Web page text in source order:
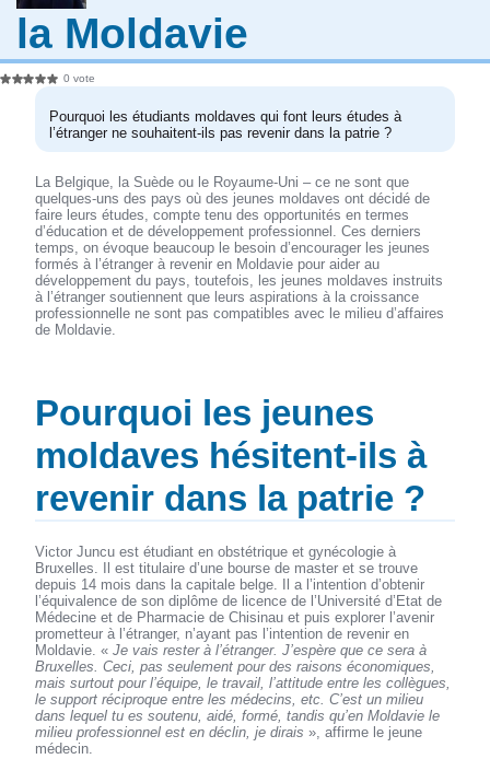
la Moldavie
0 vote
Pourquoi les étudiants moldaves qui font leurs études à
l’étranger ne souhaitent-ils pas revenir dans la patrie ?
La Belgique, la Suède ou le Royaume-Uni – ce ne sont que
quelques-uns des pays où des jeunes moldaves ont décidé de
faire leurs études, compte tenu des opportunités en termes
d’éducation et de développement professionnel. Ces derniers
temps, on évoque beaucoup le besoin d’encourager les jeunes
formés à l’étranger à revenir en Moldavie pour aider au
développement du pays, toutefois, les jeunes moldaves instruits
à l’étranger soutiennent que leurs aspirations à la croissance
professionnelle ne sont pas compatibles avec le milieu d’affaires
de Moldavie.
Pourquoi les jeunes
moldaves hésitent-ils à
revenir dans la patrie ?
Victor Juncu est étudiant en obstétrique et gynécologie à
Bruxelles. Il est titulaire d’une bourse de master et se trouve
depuis 14 mois dans la capitale belge. Il a l’intention d’obtenir
l’équivalence de son diplôme de licence de l’Université d’Etat de
Médecine et de Pharmacie de Chisinau et puis explorer l’avenir
prometteur à l’étranger, n’ayant pas l’intention de revenir en
Moldavie. «Je vais rester à l’étranger. J’espère que ce sera à
Bruxelles. Ceci, pas seulement pour des raisons économiques,
mais surtout pour l’équipe, le travail, l’attitude entre les collègues,
le support réciproque entre les médecins, etc. C’est un milieu
dans lequel tu es soutenu, aidé, formé, tandis qu’en Moldavie le
milieu professionnel est en déclin, je dirais », affirme le jeune
médecin.